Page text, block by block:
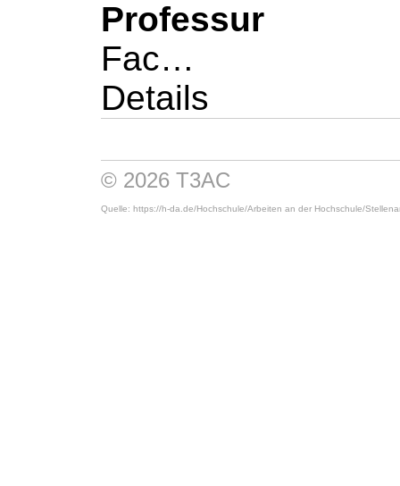
Professur
Fac…
Details
© 2026 T3AC
Quelle: https://h-da.de/Hochschule/Arbeiten an der Hochschule/